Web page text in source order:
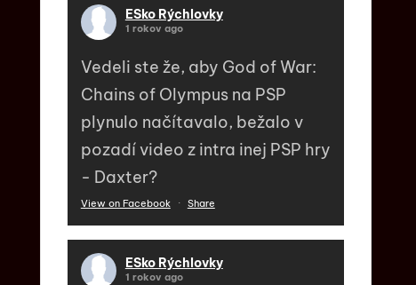
ESko Rýchlovky
1 rokov ago
Vedeli ste že, aby God of War:
Chains of Olympus na PSP
plynulo načítavalo, bežalo v
pozadí video z intra inej PSP hry
- Daxter?
View on Facebook · Share
ESko Rýchlovky
1 rokov ago